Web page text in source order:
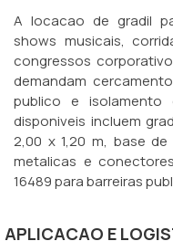
A locacao de gradil
shows musicais,
congressos
demandam
publico e isolamento
disponiveis incluem
2,00 x 1,20 m, base
metalicas e
16489 para barreiras
APLICACAO E